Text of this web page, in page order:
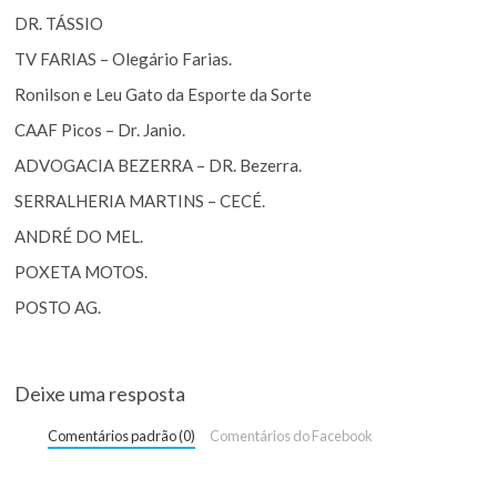
DR. TÁSSIO
TV FARIAS – Olegário Farias.
Ronilson e Leu Gato da Esporte da Sorte
CAAF Picos – Dr. Janio.
ADVOGACIA BEZERRA – DR. Bezerra.
SERRALHERIA MARTINS – CECÉ.
ANDRÉ DO MEL.
POXETA MOTOS.
POSTO AG.
Deixe uma resposta
Comentários padrão (0) Comentários do Facebook